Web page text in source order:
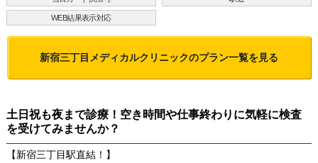
WEB結果表示対応
新宿三丁目メディカルクリニックのプラン一覧を見る
土日祝も夜まで診療！空き時間や仕事終わりに気軽に検査
を受けてみませんか？
【新宿三丁目駅直結！】